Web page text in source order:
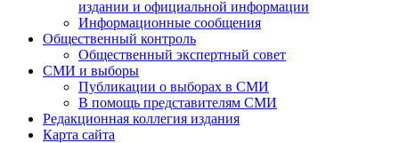
издании и официальной информации
Информационные сообщения
Общественный контроль
Общественный экспертный совет
СМИ и выборы
Публикации о выборах в СМИ
В помощь представителям СМИ
Редакционная коллегия издания
Карта сайта